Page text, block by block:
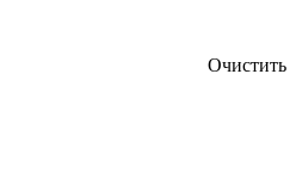
Очистить